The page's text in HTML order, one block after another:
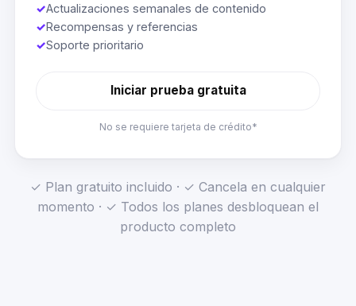
✓Actualizaciones semanales de contenido
✓Recompensas y referencias
✓Soporte prioritario
Iniciar prueba gratuita
No se requiere tarjeta de crédito*
✓ Plan gratuito incluido · ✓ Cancela en cualquier
momento · ✓ Todos los planes desbloquean el
producto completo